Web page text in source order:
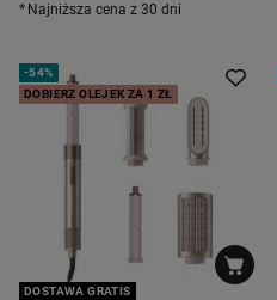
Najniższa cena z 30 dni
-54%
DOBIERZ OLEJEK ZA 1 ZŁ
DOSTAWA GRATIS